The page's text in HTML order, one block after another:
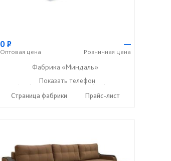
0Р
Оптовая цена
—
Розничная цена
Фабрика «Миндаль»
+7 (927) 630-62-82 ☎+7 (917) 638-44-17
Показать телефон
Страница фабрики
Прайс-лист